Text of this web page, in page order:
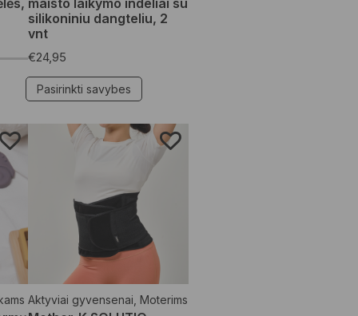
silikoniniu dangteliu, 2
vnt
€24,95
Pasirinkti savybes
Aktyviai gyvensenai Moterims